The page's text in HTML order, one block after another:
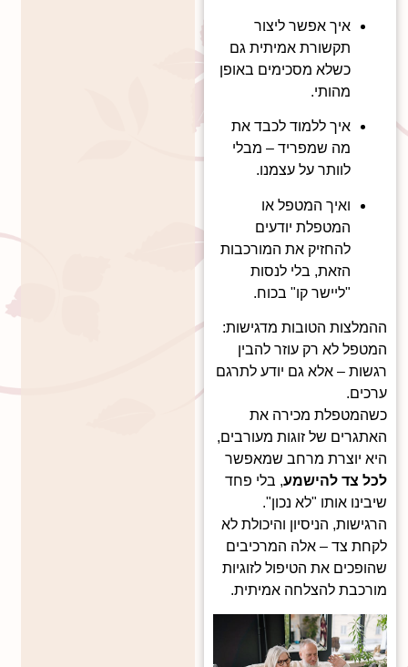
איך אפשר ליצור
תקשורת אמיתית גם
כשלא מסכימים באופן
מהותי.
איך ללמוד לכבד את
מה שמפריד – מבלי
לוותר על עצמנו.
ואיך המטפל או
המטפלת יודעים
להחזיק את המורכבות
הזאת, בלי לנסות
"ליישר קו" בכוח.
ההמלצות הטובות מדגישות:
המטפל לא רק עוזר להבין
רגשות – אלא גם יודע לתרגם
ערכים.
כשהמטפלת מכירה את
האתגרים של זוגות מעורבים,
היא יוצרת מרחב שמאפשר
לכל צד להישמע, בלי פחד
שיבינו אותו "לא נכון".
הרגישות, הניסיון והיכולת לא
לקחת צד – אלה המרכיבים
שהופכים את הטיפול לזוגיות
מורכבת להצלחה אמיתית.